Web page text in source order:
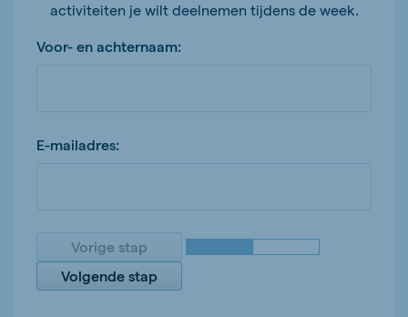
activiteiten je wilt deelnemen tijdens de week.
Voor- en achternaam:
E-mailadres:
Vorige stap
Volgende stap